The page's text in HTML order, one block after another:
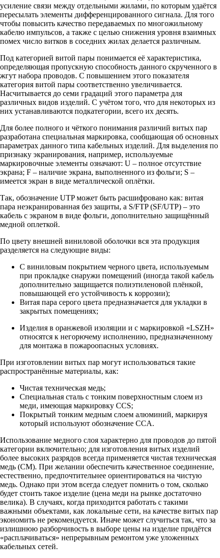
усиление связи между отдельными жилами, по которым удаётся
пересылать элементы дифференцированного сигнала. Для того
чтобы повысить качество передаваемых по многожильному
кабелю импульсов, а также с целью снижения уровня взаимных
помех число витков в соседних жилах делается различным.
Под категорией витой пары понимается её характеристика,
определяющая пропускную способность данного скрученного в
жгут набора проводов. С повышением этого показателя
категория витой пары соответственно увеличивается.
Насчитывается до семи градаций этого параметра для
различных видов изделий. С учётом того, что для некоторых из
них устанавливаются подкатегории, всего их десять.
Для более полного и чёткого понимания различий витых пар
разработана специальная маркировка, сообщающая об основных
параметрах данного типа кабельных изделий. Для выделения по
признаку экранирования, например, используемые
маркировочные элементы означают: U – полное отсутствие
экрана; F – наличие экрана, выполненного из фольги; S –
имеется экран в виде металлической оплётки.
Так, обозначение UTP может быть расшифровано как: витая
пара неэкранированная без защиты, а S/FTP (SF/UTP) – это
кабель с экраном в виде фольги, дополнительно защищённый
медной оплеткой.
По цвету внешней виниловой оболочки вся эта продукция
разделяется на следующие виды:
С виниловым покрытием черного цвета, используемым
при прокладке снаружи помещений (иногда такой кабель
дополнительно защищается полиэтиленовой плёнкой,
повышающей его устойчивость к коррозии);
Витая пара серого цвета предназначается для укладки в
закрытых помещениях;
Изделия в оранжевой изоляции и с маркировкой «LSZH»
относятся к негорючему исполнению, предназначенному
для монтажа в пожароопасных условиях.
При изготовлении витых пар могут использоваться такие
распространённые материалы, как:
Чистая техническая медь;
Специальная сталь с тонким поверхностным слоем из
меди, имеющая маркировку CCS;
Покрытый тонким медным слоем алюминий, маркируя
который используют обозначение CCA.
Использование медного слоя характерно для проводов до пятой
категории включительно; для изготовления витых изделий
более высоких разрядов всегда применяется чистая техническая
медь (CM). При желании обеспечить качественное соединение,
естественно, предпочтительнее ориентироваться на чистую
медь. Однако при этом всегда следует помнить о том, сколько
будет стоить такое изделие (цена меди на рынке достаточно
велика). В случаях, когда приходится работать с такими
важными объектами, как локальные сети, на качестве витых пар
экономить не рекомендуется. Иначе может случиться так, что за
излишнюю разборчивость в выборе цены на изделие придётся
«расплачиваться» непрерывным ремонтом уже уложенных
кабельных сетей.